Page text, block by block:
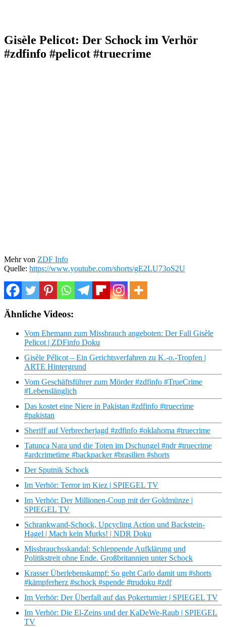
Gisèle Pelicot: Der Schock im Verhör
#zdfinfo #pelicot #truecrime
Mehr von ZDF Info
Quelle: https://www.youtube.com/shorts/gE2LU73oS2U
Ähnliche Videos:
Vom Ehemann zum Missbrauch angeboten: Der Fall Gisèle
Pelicot | ZDFinfo Doku
Gisèle Pélicot – Ein Gerichtsverfahren zu K.-o.-Tropfen |
ARTE Hintergrund
Vom Geschäftsführer zum Mörder #zdfinfo #TrueCrime
#Lebenslänglich
Das kostet eine Niere in Pakistan #zdfinfo #truecrime
#pakistan
Sheriff auf Verbrecherjagd #zdfinfo #oklahoma #truecrime
Tatunca Nara und die Toten im Dschungel #ndr #truecrime
#ardcrimetime #backpacker #brasilien #shorts
Der Sputnik Schock
Im Verhör: Terror im Kiez | SPIEGEL TV
Im Verhör: Der Millionen-Coup mit der Goldmünze |
SPIEGEL TV
Schrankwand-Schock, Upcycling Action und Backstein-
Hagel | Mach kein Murks! | NDR Doku
Missbrauchsskandal: Schleppende Aufklärung und
Politikstreit ohne Ende. Großbritannien unter Schock
Krasser Überlebenskampf: So geht Carlo damit um #shorts
#kämpferherz #schock #spende #trudoku #zdf
Im Verhör: Der Überfall auf das Pokerturnier | SPIEGEL TV
Im Verhör: Die El-Zeins und der KaDeWe-Raub | SPIEGEL
TV